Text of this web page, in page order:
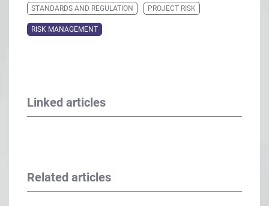
STANDARDS AND REGULATION PROJECT RISK
RISK MANAGEMENT
Linked articles
Related articles